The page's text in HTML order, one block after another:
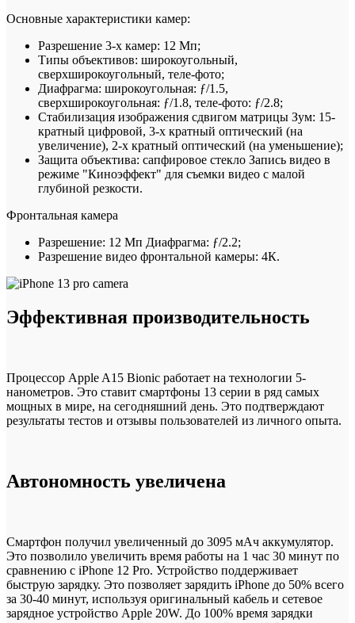
Основные характеристики камер:
Разрешение 3-х камер: 12 Мп;
Типы объективов: широкоугольный,
сверхширокоугольный, теле-фото;
Диафрагма: широкоугольная: ƒ/1.5,
сверхширокоугольная: ƒ/1.8, теле-фото: ƒ/2.8;
Стабилизация изображения сдвигом матрицы Зум: 15-
кратный цифровой, 3-х кратный оптический (на
увеличение), 2-х кратный оптический (на уменьшение);
Защита объектива: сапфировое стекло Запись видео в
режиме "Киноэффект" для съемки видео с малой
глубиной резкости.
Фронтальная камера
Разрешение: 12 Мп Диафрагма: ƒ/2.2;
Разрешение видео фронтальной камеры: 4К.
Эффективная производительность
Процессор Apple A15 Bionic работает на технологии 5-
нанометров. Это ставит смартфоны 13 серии в ряд самых
мощных в мире, на сегодняшний день. Это подтверждают
результаты тестов и отзывы пользователей из личного опыта.
Автономность увеличена
Смартфон получил увеличенный до 3095 мАч аккумулятор.
Это позволило увеличить время работы на 1 час 30 минут по
сравнению с iPhone 12 Pro. Устройство поддерживает
быструю зарядку. Это позволяет зарядить iPhone до 50% всего
за 30-40 минут, используя оригинальный кабель и сетевое
зарядное устройство Apple 20W. До 100% время зарядки